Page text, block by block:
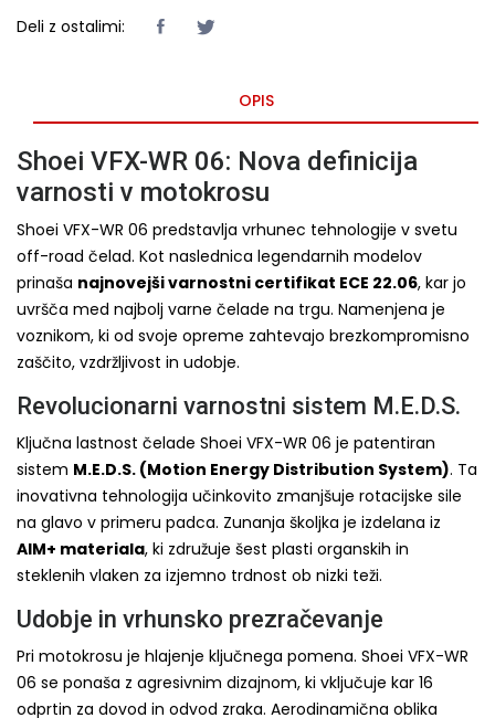
Deli z ostalimi:
OPIS
Shoei VFX-WR 06: Nova definicija
varnosti v motokrosu
Shoei VFX-WR 06 predstavlja vrhunec tehnologije v svetu
off-road čelad. Kot naslednica legendarnih modelov
prinaša najnovejši varnostni certifikat ECE 22.06, kar jo
uvršča med najbolj varne čelade na trgu. Namenjena je
voznikom, ki od svoje opreme zahtevajo brezkompromisno
zaščito, vzdržljivost in udobje.
Revolucionarni varnostni sistem M.E.D.S.
Ključna lastnost čelade Shoei VFX-WR 06 je patentiran
sistem M.E.D.S. (Motion Energy Distribution System). Ta
inovativna tehnologija učinkovito zmanjšuje rotacijske sile
na glavo v primeru padca. Zunanja školjka je izdelana iz
AIM+ materiala, ki združuje šest plasti organskih in
steklenih vlaken za izjemno trdnost ob nizki teži.
Udobje in vrhunsko prezračevanje
Pri motokrosu je hlajenje ključnega pomena. Shoei VFX-WR
06 se ponaša z agresivnim dizajnom, ki vključuje kar 16
odprtin za dovod in odvod zraka. Aerodinamična oblika